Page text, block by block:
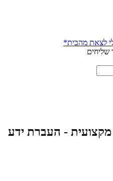
לצאת מהבית*
שליחים
מקצועית - העברת ידע